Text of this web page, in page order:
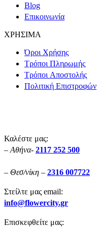
Blog
Επικοινωνία
ΧΡΗΣΙΜΑ
Όροι Χρήσης
Τρόποι Πληρωμής
Τρόποι Aποστολής
Πολιτική Επιστροφών
Καλέστε μας:
– Αθήνα- 2117 252 500
– Θεσ/νίκη – 2316 007722
Στείλτε μας email:
info@flowercity.gr
Επισκεφθείτε μας: